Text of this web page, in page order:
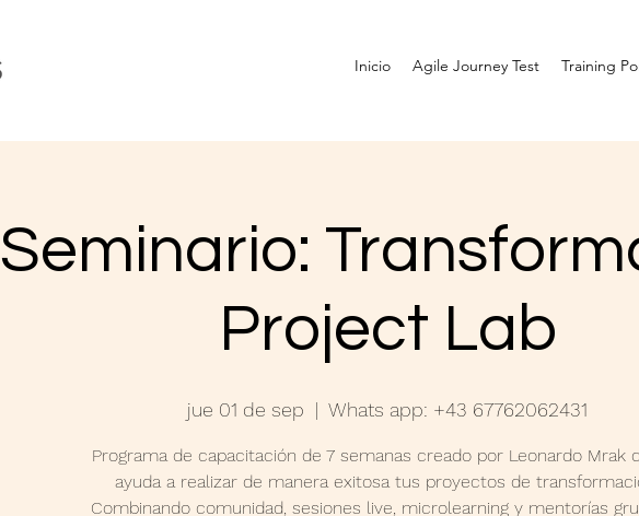
Inicio Agile Journey Test Training
Seminario:
Project Lab
jue 01 de sep
  |
Whats app: +43 67762062431
Programa de capacitación de 7 semanas creado por Leonardo Mrak
ayuda a realizar de manera exitosa tus proyectos de
Combinando comunidad, sesiones live, microlearning y mentorías